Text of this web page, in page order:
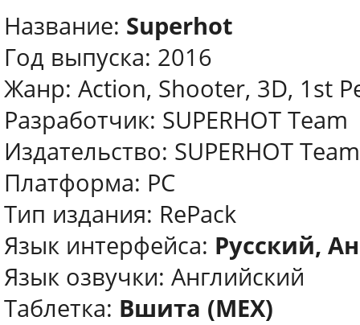
Название: Superhot
Год выпуска: 2016
Жанр: Action, Shooter, 3D, 1st
Разработчик: SUPERHOT Team
Издательство: SUPERHOT Team
Платформа: PC
Тип издания: RePack
Язык интерфейса: Русский,
Язык озвучки: Английский
Таблетка: Вшита (MEX)